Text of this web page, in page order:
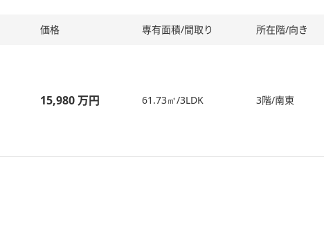
価格 専有面積/間取り 所在階/向き
15,980 万円 61.73㎡/3LDK 3階/南東